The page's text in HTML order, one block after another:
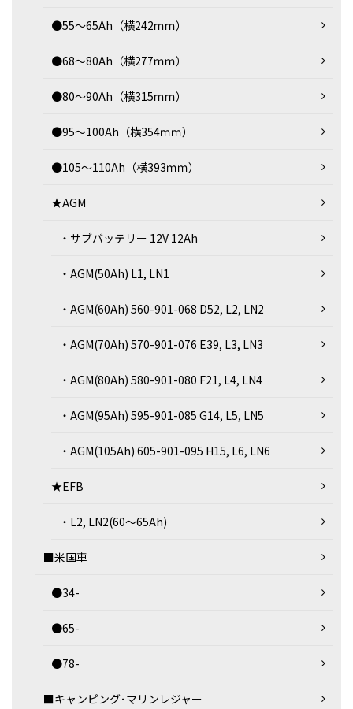
●55～65Ah（横242ｍｍ）
●68～80Ah（横277ｍｍ）
●80～90Ah（横315ｍｍ）
●95～100Ah（横354ｍｍ）
●105～110Ah（横393ｍｍ）
★AGM
・サブバッテリー 12V 12Ah
・AGM(50Ah) L1, LN1
・AGM(60Ah) 560-901-068 D52, L2, LN2
・AGM(70Ah) 570-901-076 E39, L3, LN3
・AGM(80Ah) 580-901-080 F21, L4, LN4
・AGM(95Ah) 595-901-085 G14, L5, LN5
・AGM(105Ah) 605-901-095 H15, L6, LN6
★EFB
・L2, LN2(60～65Ah)
■米国車
●34-
●65-
●78-
■キャンピング･マリンレジャー